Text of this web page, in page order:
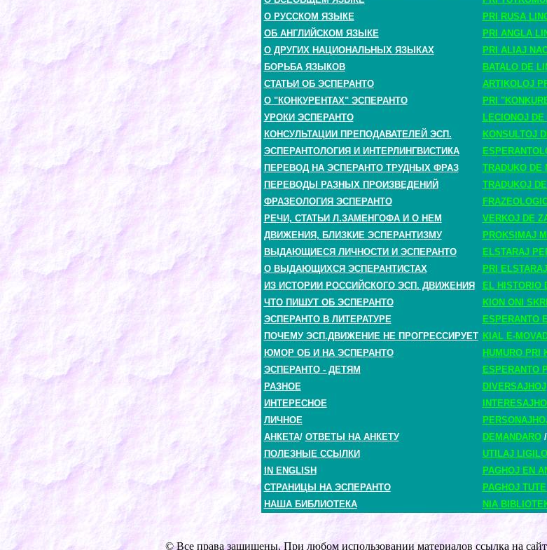
О РУССКОМ ЯЗЫКЕ
PRI RUSA
ОБ АНГЛИЙСКОМ ЯЗЫКЕ
PRI ANGLA
О ДРУГИХ НАЦИОНАЛЬНЫХ ЯЗЫКАХ
PRI ALIAJ
БОРЬБА ЯЗЫКОВ
BATALO DE
СТАТЬИ ОБ ЭСПЕРАНТО
ARTIKOLOJ
О "КОНКУРЕНТАХ" ЭСПЕРАНТО
PRI
УРОКИ ЭСПЕРАНТО
LECIONOJ
КОНСУЛЬТАЦИИ ПРЕПОДАВАТЕЛЕЙ ЭСП.
KONSULTOJ
ЭСПЕРАНТОЛОГИЯ И ИНТЕРЛИНГВИСТИКА
ПЕРЕВОД НА ЭСПЕРАНТО ТРУДНЫХ ФРАЗ
TRADUKO DE
ПЕРЕВОДЫ РАЗНЫХ ПРОИЗВЕДЕНИЙ
TRADUKOJ
ФРАЗЕОЛОГИЯ ЭСПЕРАНТО
РЕЧИ, СТАТЬИ Л.ЗАМЕНГОФА И О НЕМ
VERKOJ DE
ДВИЖЕНИЯ, БЛИЗКИЕ ЭСПЕРАНТИЗМУ
PROKSIMAJ
ВЫДАЮЩИЕСЯ ЛИЧНОСТИ И ЭСПЕРАНТО
ELSTARAJ
О ВЫДАЮЩИХСЯ ЭСПЕРАНТИСТАХ
PRI
ИЗ ИСТОРИИ РОССИЙСКОГО ЭСП. ДВИЖЕНИЯ
EL HISTORIO
ЧТО ПИШУТ ОБ ЭСПЕРАНТО
KION ONI
ЭСПЕРАНТО В ЛИТЕРАТУРЕ
ESPERANTO
ПОЧЕМУ ЭСП.ДВИЖЕНИЕ НЕ ПРОГРЕССИРУЕТ KIAL E-
ЮМОР ОБ И НА ЭСПЕРАНТО
HUMURO PRI
ЭСПЕРАНТО - ДЕТЯМ
ESPERANTO
РАЗНОЕ
DIVERSAJHOJ
ИНТЕРЕСНОЕ
ЛИЧНОЕ
АНКЕТА/ ОТВЕТЫ НА АНКЕТУ DEMANDARO/
ПОЛЕЗНЫЕ ССЫЛКИ
UTILAJ
IN ENGLISH
PAGHOJ EN
СТРАНИЦЫ НА ЭСПЕРАНТО
PAGHOJ
НАША БИБЛИОТЕКА
NIA
© Все права защищены. При любом использовании материалов ссылка на сайт